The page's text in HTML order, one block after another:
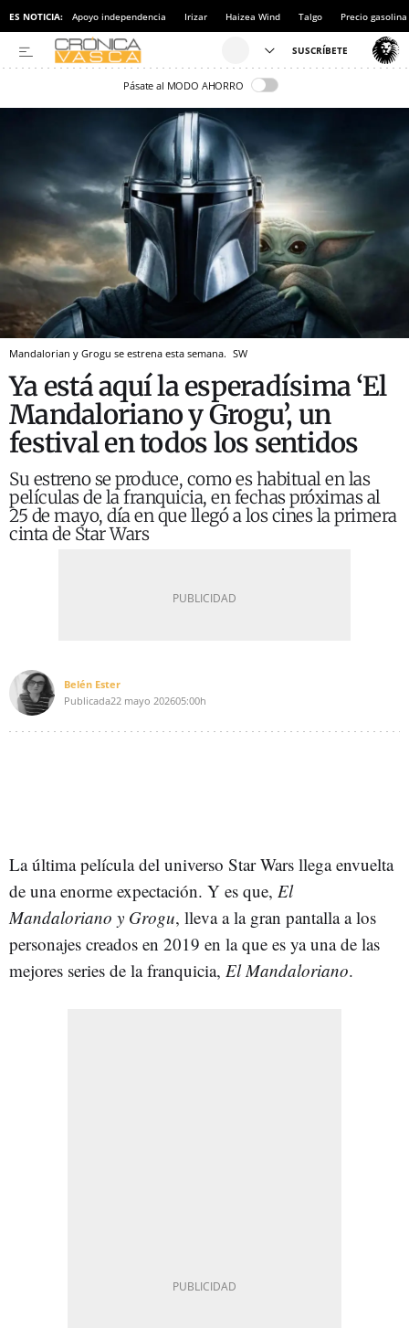
ES NOTICIA: Apoyo independencia Irizar Haizea Wind Talgo Precio gasolina
Pásate al MODO AHORRO
Mandalorian y Grogu se estrena esta semana. SW
Ya está aquí la esperadísima ‘El
Mandaloriano y Grogu’, un
festival en todos los sentidos
Su estreno se produce, como es habitual en las
películas de la franquicia, en fechas próximas al
25 de mayo, día en que llegó a los cines la primera
cinta de Star Wars
Belén Ester
Publicada22 mayo 202605:00h
La última película del universo Star Wars llega envuelta
de una enorme expectación. Y es que, El
Mandaloriano y Grogu, lleva a la gran pantalla a los
personajes creados en 2019 en la que es ya una de las
mejores series de la franquicia, El Mandaloriano.